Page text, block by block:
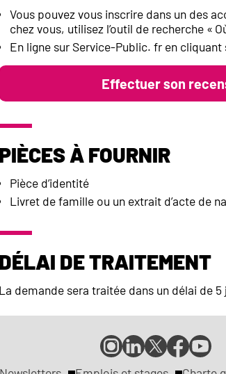
Vous pouvez vous inscrire dans un des
chez vous, utilisez l’outil de recherche «
En ligne sur Service-Public. fr en
Effectuer son
Pièces à fournir
Pièce d’identité
Livret de famille ou un extrait d’acte de
Délai de traitement
La demande sera traitée dans un délai de 5
Compte
Instagram
Compte
LinkedIn
Compte
X
Page
Facebook
Page
YouTube